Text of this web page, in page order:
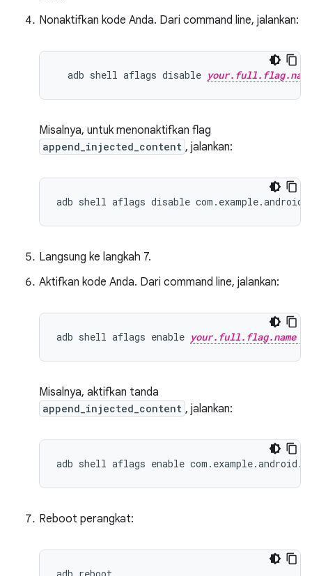
Nonaktifkan kode Anda. Dari command line, jalankan:
  adb shell aflags disable
your.full.flag.name
Misalnya, untuk menonaktifkan flag
append_injected_content , jalankan:
Langsung ke langkah 7.
Aktifkan kode Anda. Dari command line, jalankan:
adb shell aflags enable your.full.flag.name
Misalnya, aktifkan tanda
append_injected_content , jalankan:
Reboot perangkat: